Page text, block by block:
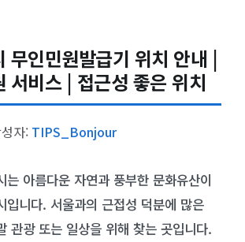
무인민원발급기 위치 안내 |
서비스 | 접근성 좋은 위치
자: TIPS_Bonjour
는 아름다운 자연과 풍부한 문화유산이
입니다. 서울과의 근접성 덕분에 많은
관광 또는 일상을 위해 찾는 곳입니다.